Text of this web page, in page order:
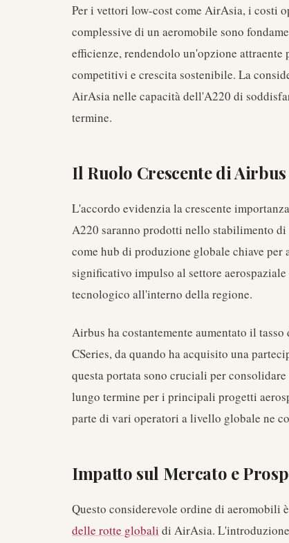
Per i vettori low-cost come AirAsia, i costi
complessive di un aeromobile sono
efficienze, rendendolo un'opzione attraente
competitivi e crescita sostenibile. La
AirAsia nelle capacità dell'A220 di
termine.
Il Ruolo Crescente di Airbus
L'accordo evidenzia la crescente
A220 saranno prodotti nello stabilimento
come hub di produzione globale chiave
significativo impulso al settore
tecnologico all'interno della regione.
Airbus ha costantemente aumentato il
CSeries, da quando ha acquisito una
questa portata sono cruciali per
lungo termine per i principali progetti
parte di vari operatori a livello globale ne
Impatto sul Mercato e
Questo considerevole ordine di aeromobili
delle rotte globali di AirAsia.